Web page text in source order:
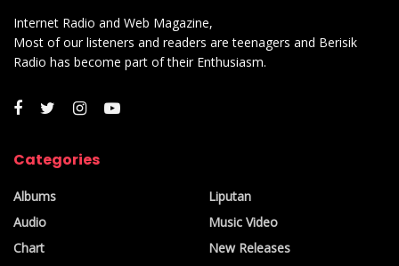
gelaran akbar
mengatakan, “Kami dukung
POCARI SWEAT
selalu konsisten untuk memberikan yang terbaik untuk para
Internet Radio and Web Magazine,
Most of our listeners and readers are teenagers and Berisik
Radio has become part of their Enthusiasm.
Categories
Albums
Audio
Chart
Liputan
Music Video
New Releases